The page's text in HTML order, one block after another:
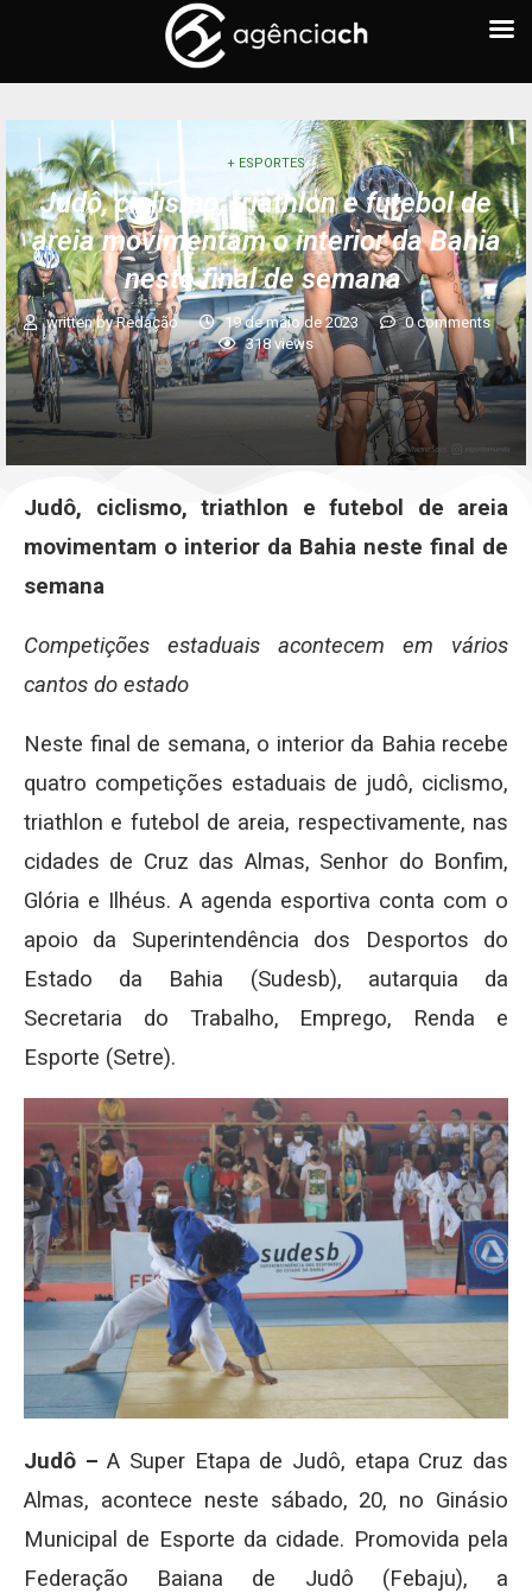
+ ESPORTES
Judô, ciclismo, triathlon e futebol de
areia movimentam o interior da Bahia
neste final de semana
written byRedação 19 de maio de 2023
0 comments
318views
Judô, ciclismo, triathlon e futebol de areia
movimentam o interior da Bahia neste final de
semana
Competições estaduais acontecem em vários
cantos do estado
Neste final de semana, o interior da Bahia recebe
quatro competições estaduais de judô, ciclismo,
triathlon e futebol de areia, respectivamente, nas
cidades de Cruz das Almas, Senhor do Bonfim,
Glória e Ilhéus. A agenda esportiva conta com o
apoio da Superintendência dos Desportos do
Estado da Bahia (Sudesb), autarquia da
Secretaria do Trabalho, Emprego, Renda e
Esporte (Setre).
Judô –A Super Etapa de Judô, etapa Cruz das
Almas, acontece neste sábado, 20, no Ginásio
Municipal de Esporte da cidade. Promovida pela
Federação Baiana de Judô (Febaju), a